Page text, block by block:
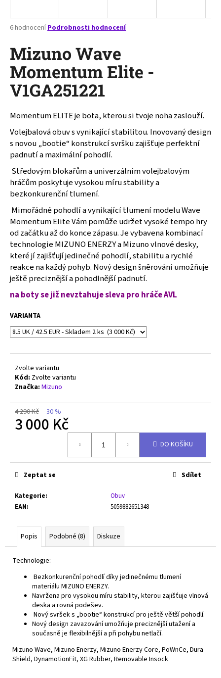
Průměrné
produktu
je
2,3
z
5
hvězdiček.
6 hodnoceníPodrobnosti hodnocení
Mizuno Wave
Momentum Elite -
V1GA251221
Momentum ELITE je bota, kterou si tvoje noha zaslouží.
Volejbalová obuv s vynikající stabilitou. Inovovaný design
s novou „bootie“ konstrukcí svršku zajišťuje perfektní
padnutí a maximální pohodlí.
Středovým blokařům a univerzálním volejbalovým
hráčům poskytuje vysokou míru stability a
bezkonkurenční tlumení.
Mimořádné pohodlí a vynikající tlumení modelu Wave
Momentum Elite Vám pomůže udržet vysoké tempo hry
od začátku až do konce zápasu. Je vybavena kombinací
technologie MIZUNO ENERZY a Mizuno vlnové desky,
které jí zajišťují jedinečné pohodlí, stabilitu a rychlé
reakce na každý pohyb. Nový design šněrování umožňuje
ještě preciznější a pohodlnější padnutí.
na boty se již nevztahuje sleva pro hráče AVL
VARIANTA
Zvolte variantu
Kód: Zvolte variantu
Značka: Mizuno
4 290 Kč –30 %
3 000 Kč
DO KOŠÍKU
Kategorie:
Obuv
EAN: 5059882651348
Zeptat se Sdílet
Popis Podobné (8) Diskuze
Technologie:
Bezkonkurenční pohodlí díky jedinečnému tlumení
materiálu MIZUNO ENERZY.
Navržena pro vysokou míru stability, kterou zajišťuje vlnová
deska a rovná podešev.
Nový svršek s „bootie“ konstrukcí pro ještě větší pohodlí.
Nový design zavazování umožňuje preciznější utažení a
současně je flexibilnější a při pohybu netlačí.
Mizuno Wave, Mizuno Enerzy, Mizuno Enerzy Core, PoWnCe, Dura
Shield, DynamotionFit, XG Rubber, Removable Insock
j
t
?
HLEDAT
D
o
p
o
u
č
u
j
e
m
e
WAVE
PRO
MID
V1GA254512
500
Kč
2
990
Kč